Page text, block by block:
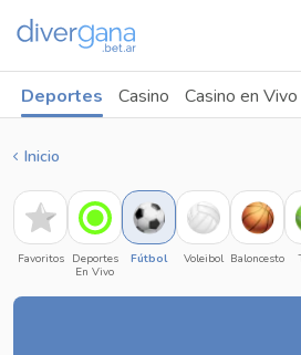
Deportes Casino Casino en Vivo
Inicio
Favoritos
Deportes
En Vivo
Fútbol Voleibol Baloncesto